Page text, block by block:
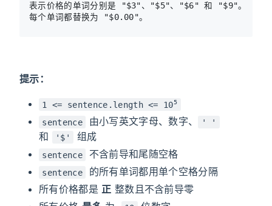
表示价格的单词分别是 "$3"、"$5"、"$6" 和 "$9"。
提示：
1 <= sentence.length <= 105
sentence 由小写英文字母、数字、 ' '
和 '$' 组成
sentence 不含前导和尾随空格
sentence
的所有单词都用单个空格分隔
所有价格都是正 整数且不含前导零